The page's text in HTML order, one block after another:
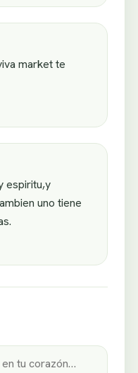
market te
espiritu,y
uno tiene